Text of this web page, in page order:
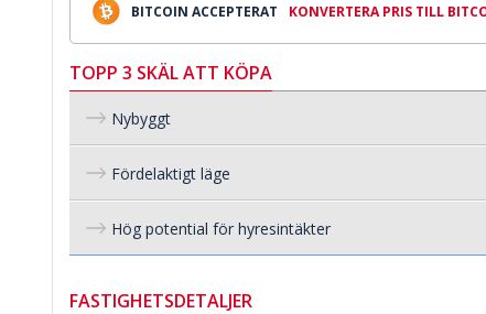
BITCOIN ACCEPTERAT KONVERTERA PRIS TILL
TOPP 3 SKÄL ATT KÖPA
Nybyggt
Fördelaktigt läge
Hög potential för hyresintäkter
FASTIGHETSDETALJER